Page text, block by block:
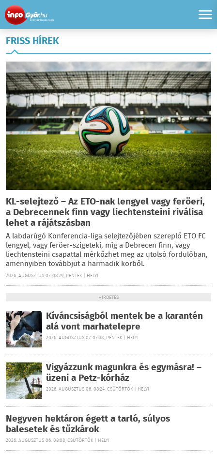
FRISS HÍREK
KL-selejtező – Az ETO-nak lengyel vagy feröeri,
a Debrecennek finn vagy liechtensteini riválisa
lehet a rájátszásban
A labdarúgó Konferencia-liga selejtezőjében szereplő ETO FC
lengyel, vagy feröer-szigeteki, míg a Debrecen finn, vagy
liechtensteini csapattal mérkőzhet meg az utolsó fordulóban,
amennyiben továbbjut a harmadik körből.
2026. AUGUSZTUS 07. 08:29, PÉNTEK | HELYI
HIRDETÉS
Kíváncsiságból mentek be a karantén
alá vont marhatelepre
2026. AUGUSZTUS 07. 07:08, PÉNTEK | HELYI
Vigyázzunk magunkra és egymásra! –
üzeni a Petz-kórház
2026. AUGUSZTUS 06. 08:24, CSÜTÖRTÖK | HELYI
Negyven hektáron égett a tarló, súlyos
balesetek és tűzkárok
2026. AUGUSZTUS 06. 08:08, CSÜTÖRTÖK | HELYI